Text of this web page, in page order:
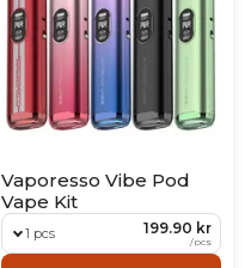
Vaporesso Vibe Pod
Vape Kit
1 pcs 199.90 kr
/pcs